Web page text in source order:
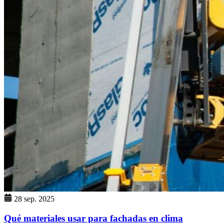
28 sep. 2025
Qué materiales usar para fachadas en clima